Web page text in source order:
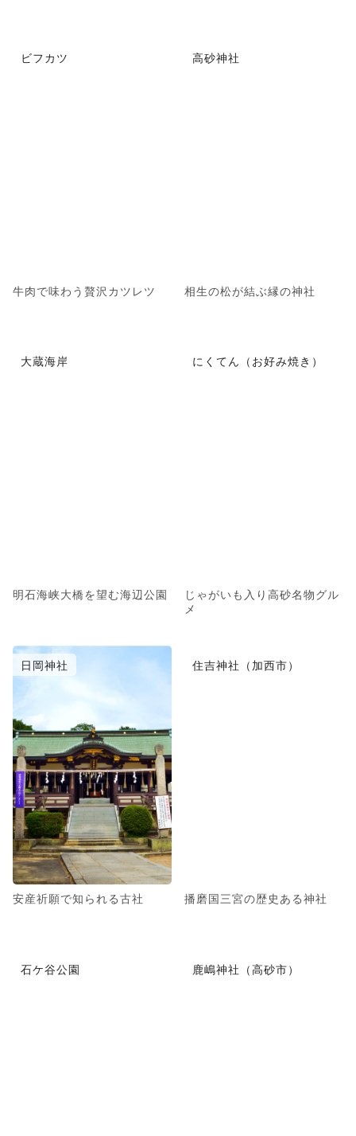
ビフカツ
牛肉で味わう贅沢カツレツ
高砂神社
相生の松が結ぶ縁の神社
大蔵海岸
明石海峡大橋を望む海辺公園
にくてん（お好み焼き）
じゃがいも入り高砂名物グル
メ
日岡神社
安産祈願で知られる古社
住吉神社（加西市）
播磨国三宮の歴史ある神社
石ケ谷公園 鹿嶋神社（高砂市）